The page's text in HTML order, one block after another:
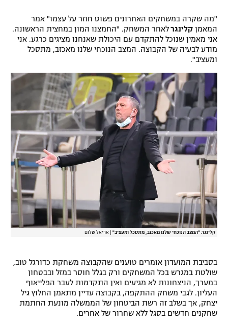
הצטרפות לחבילת הערוצים
לוח דרושים – ג'ובנט
תגיות
המגזין
"מה שקרה במשחקים האחרונים פשוט חוזר על עצמו" אמר
המאמן קלינגרלאחר המשחק. "החמצנו המון במחצית הראשונה.
אני מאמין שנוכל להתקדם עם היכולת שאנחנו מציגים כרגע. אני
מודע לבעיה של הקבוצה. המצב הנוכחי שלנו מאכזב, מתסכל
ומעציב".
קלינגר. "המצב הנוכחי שלנו מאכזב, מתסכל ומעציב" אריאל שלום
בסביבת המועדון אומרים טוענים שהקבוצה משחקת כדורגל טוב,
שולטת במגרש בכל המשחקים ורק בגלל חוסר במזל ובבטחון
במערך, הניצחונות לא מגיעים ואין התקדמות לעבר הפלייאוף
העליון. לגבי משחק ההתקפה, בקבוצה עדיין מתאמן החלוץ גיל
יצחק, אך בשלב זה רשת הביטחון של הממשלה מונעת החתמת
שחקנים חדשים בסגל ללא שחרור של אחרים.